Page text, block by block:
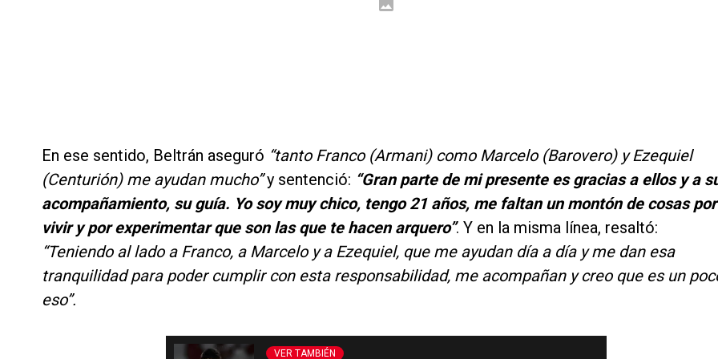
En ese sentido, Beltrán aseguró “tanto Franco (Armani) como Marcelo (Barovero) y Ezequiel
(Centurión) me ayudan mucho”y sentenció: “Gran parte de mi presente es gracias a ellos y a
acompañamiento, su guía. Yo soy muy chico, tengo 21 años, me faltan un montón de cosas por
vivir y por experimentar que son las que te hacen arquero”. Y en la misma línea, resaltó:
“Teniendo al lado a Franco, a Marcelo y a Ezequiel, que me ayudan día a día y me dan esa
tranquilidad para poder cumplir con esta responsabilidad, me acompañan y creo que es un
eso”.
VER TAMBIÉN